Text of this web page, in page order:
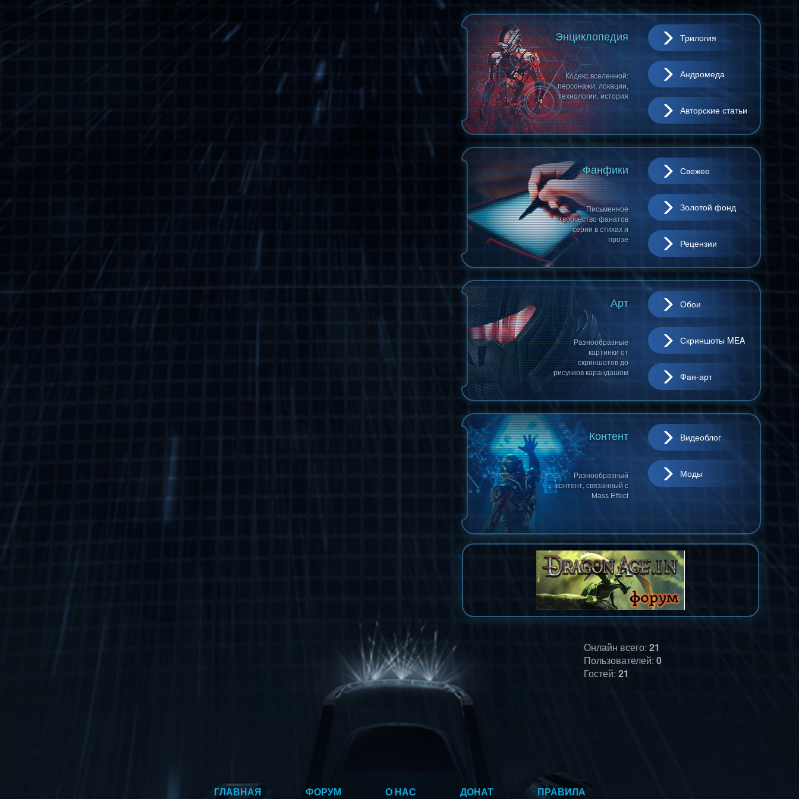
Энциклопедия
Кодекс вселенной:
персонажи, локации,
технологии, история
Трилогия
Андромеда
Авторские статьи
Фанфики
Письменное
творчество фанатов
серии в стихах и
прозе
Свежее
Золотой фонд
Рецензии
Арт
Разнообразные
картинки от
скриншотов до
рисунков карандашом
Обои
Скриншоты MEA
Фан-арт
Контент
Разнообразный
контент, связанный с
Mass Effect
Видеоблог
Моды
Онлайн всего: 21
Пользователей: 0
Гостей: 21
ГЛАВНАЯ ФОРУМ О НАС ДОНАТ ПРАВИЛА